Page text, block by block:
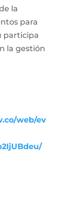
la
para
participa
la gestión
web/ev